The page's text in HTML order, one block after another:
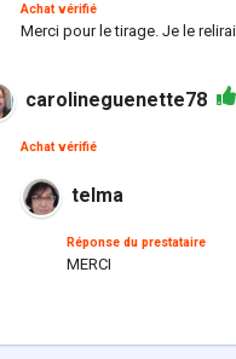
Achat vérifié
Merci pour le tirage. Je le
carolineguenette78
Achat vérifié
telma
Réponse du prestataire
MERCI